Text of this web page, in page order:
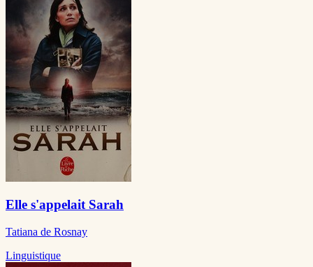
Elle s'appelait Sarah
Tatiana de Rosnay
Linguistique